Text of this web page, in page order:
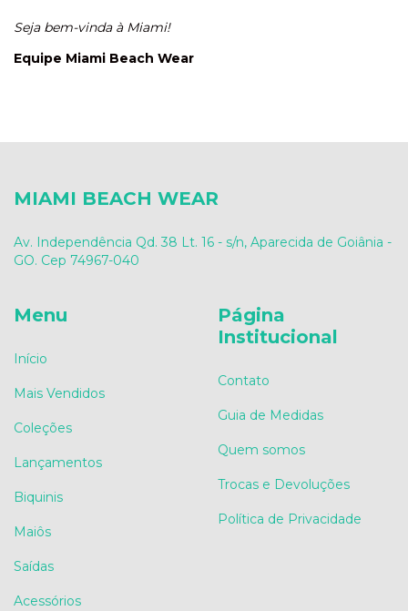
Seja bem-vinda à Miami!
Equipe Miami Beach Wear
MIAMI BEACH WEAR
Av. Independência Qd. 38 Lt. 16 - s/n, Aparecida de Goiânia -
GO. Cep 74967-040
Menu
Início
Mais Vendidos
Coleções
Lançamentos
Biquinis
Maiôs
Saídas
Acessórios
Página
Institucional
Contato
Guia de Medidas
Quem somos
Trocas e Devoluções
Política de Privacidade